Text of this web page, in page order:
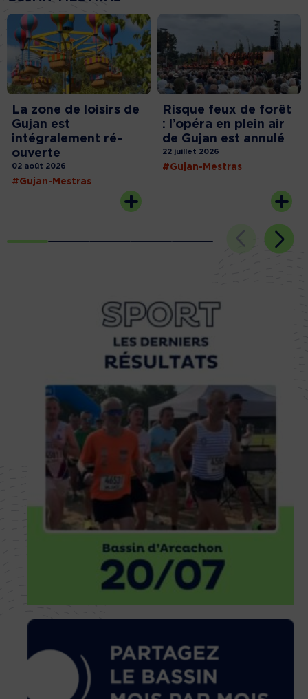
La zone de loisirs de
Gujan est
intégralement ré-
ouverte
02 août 2026
#Gujan-Mestras
Risque feux de forêt
: l’opéra en plein air
de Gujan est annulé
22 juillet 2026
#Gujan-Mestras